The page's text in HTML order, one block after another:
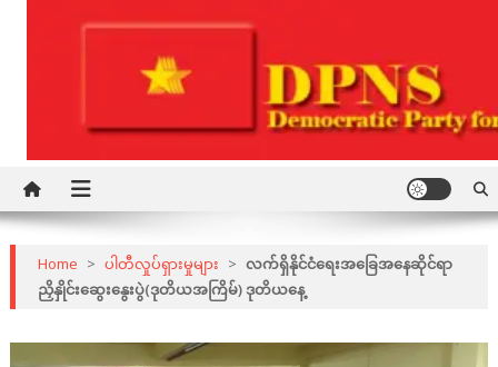
DPNS
Home > ပါတီလှုပ်ရှားမှုများ > လက်ရှိနိုင်ငံရေးအခြေအနေဆိုင်ရာ
ညှိနှိုင်းဆွေးနွေးပွဲ(ဒုတိယအကြိမ်) ဒုတိယနေ့